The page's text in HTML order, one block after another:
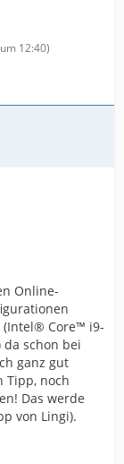
12:40)
Online-
(Intel® Core™ i9-
da schon bei
ganz gut
Tipp, noch
Das werde
von Lingi).